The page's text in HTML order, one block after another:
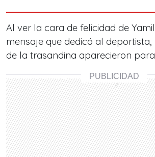
Al ver la cara de felicidad de
mensaje que dedicó al deportista,
de la trasandina aparecieron